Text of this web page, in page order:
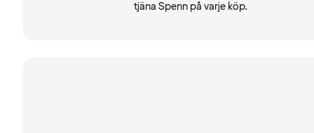
tjäna Spenn på varje köp.